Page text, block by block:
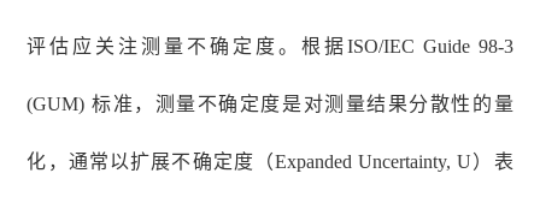
评估应关注测量不确定度。根据ISO/IEC Guide 98-3
(GUM) 标准，测量不确定度是对测量结果分散性的量
化，通常以扩展不确定度（Expanded Uncertainty, U）表